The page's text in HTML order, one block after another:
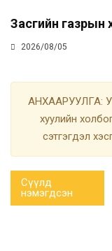
Засгийн газрын
2026/08/05
АНХААРУУЛГА:
хуулийн
сэтгэгдэл
Сүүлд
нэмэгдсэн